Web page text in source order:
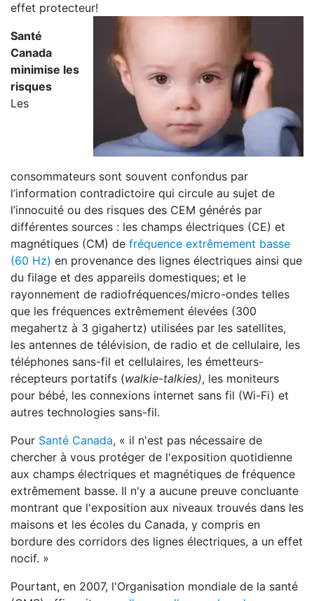
effet protecteur!
Santé
Canada
minimise les
risques
Les
consommateurs sont souvent confondus par
l’information contradictoire qui circule au sujet de
l’innocuité ou des risques des CEM générés par
différentes sources : les champs électriques (CE) et
magnétiques (CM) de fréquence extrêmement basse
(60 Hz) en provenance des lignes électriques ainsi que
du filage et des appareils domestiques; et le
rayonnement de radiofréquences/micro-ondes telles
que les fréquences extrêmement élevées (300
megahertz à 3 gigahertz) utilisées par les satellites,
les antennes de télévision, de radio et de cellulaire, les
téléphones sans-fil et cellulaires, les émetteurs-
récepteurs portatifs (walkie-talkies), les moniteurs
pour bébé, les connexions internet sans fil (Wi-Fi) et
autres technologies sans-fil.
Pour Santé Canada, « il n'est pas nécessaire de
chercher à vous protéger de l'exposition quotidienne
aux champs électriques et magnétiques de fréquence
extrêmement basse. Il n'y a aucune preuve concluante
montrant que l'exposition aux niveaux trouvés dans les
maisons et les écoles du Canada, y compris en
bordure des corridors des lignes électriques, a un effet
nocif. »
Pourtant, en 2007, l'Organisation mondiale de la santé